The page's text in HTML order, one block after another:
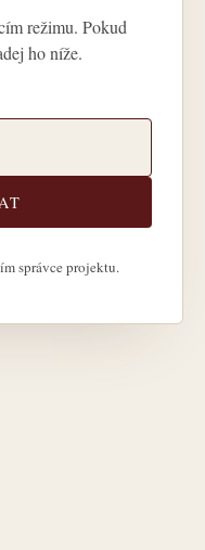
režimu. Pokud
ho níže.
správce projektu.